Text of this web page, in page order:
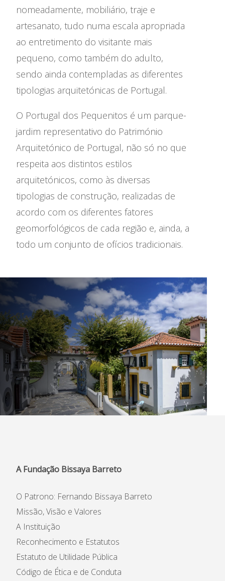
nomeadamente, mobiliário, traje e
artesanato, tudo numa escala apropriada
ao entretimento do visitante mais
pequeno, como também do adulto,
sendo ainda contempladas as diferentes
tipologias arquitetónicas de Portugal.
O Portugal dos Pequenitos é um parque-
jardim representativo do Património
Arquitetónico de Portugal, não só no que
respeita aos distintos estilos
arquitetónicos, como às diversas
tipologias de construção, realizadas de
acordo com os diferentes fatores
geomorfológicos de cada região e, ainda, a
todo um conjunto de ofícios tradicionais.
A Fundação Bissaya Barreto
O Patrono: Fernando Bissaya Barreto
Missão, Visão e Valores
A Instituição
Reconhecimento e Estatutos
Estatuto de Utilidade Pública
Código de Ética e de Conduta